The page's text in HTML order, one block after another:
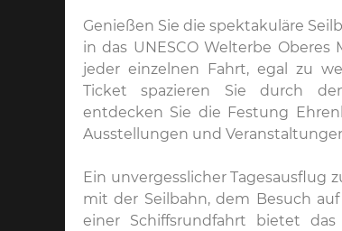
Genießen Sie die spektakuläre
in das UNESCO Welterbe
jeder einzelnen Fahrt, egal zu
Ticket spazieren Sie durch
entdecken Sie die Festung
Ausstellungen und
Ein unvergesslicher Tagesausflug
mit der Seilbahn, dem Besuch
einer Schiffsrundfahrt bietet das